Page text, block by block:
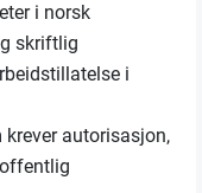
i norsk
skriftlig
i
autorisasjon,